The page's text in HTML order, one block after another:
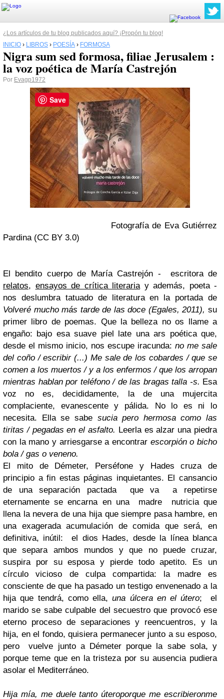
¿Los artículos de tu blog publicados aquí? ¡Propón tu blog!
INICIO › LIBROS › POESÍA › FORMOSA
Nigra sum sed formosa, filiae Jerusalem :
la voz poética de María Castrejón
Por Evagp1972
Fotografía de Eva Gutiérrez
Pardina (CC BY 3.0)
El bendito cuerpo de María Castrejón - escritora de
relatos, ensayos de crítica literariay además, poeta -
nos deslumbra tatuado de literatura en la portada de
Volveré mucho más tarde de las doce (Egales, 2011), su
primer libro de poemas. Que la belleza no os llame a
engaño: bajo esa suave piel late una ars poética que,
desde el mismo inicio, nos escupe iracunda: no me sale
del coño / escribir(...) Me sale de los cobardes / que se
comen a los muertos / y a los enfermos / que los arropan
mientras hablan por teléfono / de las bragas talla -s. Esa
voz no es, decididamente, la de una mujercita
complaciente, evanescente y pálida. No lo es ni lo
necesita. Ella se sabe sucia pero hermosa como las
tiritas / pegadas en el asfalto. Leerla es alzar una piedra
con la mano y arriesgarse a encontrar escorpión o bicho
bola / gas o veneno.
El mito de Démeter, Perséfone y Hades cruza de
principio a fin estas páginas inquietantes. El cansancio
de una separación pactada que va a repetirse
eternamente se encarna en una madre nutricia que
llena la nevera de una hija que siempre pasa hambre, en
una exagerada acumulación de comida que será, en
definitiva, inútil: el dios Hades, desde la línea blanca
que separa ambos mundos y que no puede cruzar,
suspira por su esposa y pierde todo apetito. Es un
círculo vicioso de culpa compartida: la madre es
consciente de que ha pasado un testigo envenenado a la
hija que tendrá, como ella,una úlcera en el útero; el
marido se sabe culpable del secuestro que provocó ese
eterno proceso de separaciones y reencuentros, y la
hija, en el fondo, quisiera permanecer junto a su esposo,
pero vuelve junto a Démeter porque la sabe sola, y
porque teme que en la tristeza por su ausencia pudiera
asolar el Mediterráneo.
Hija mía, me duele tanto úteroporque me escribieronme
Save